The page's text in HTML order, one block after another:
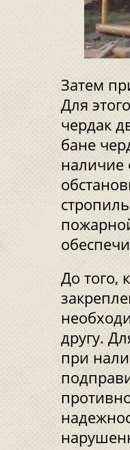
Затем
Для
чердак
бане
наличие
До того,
другу.
при